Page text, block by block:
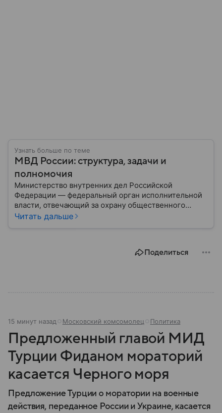
Узнать больше по теме
МВД России: структура, задачи и
полномочия
Министерство внутренних дел Российской
Федерации — федеральный орган исполнительной
власти, отвечающий за охрану общественного
порядка, борьбу с преступностью, обеспечение
России, какие задачи выполняет министерство, как
Читать дальше
Поделиться
15 минут назад Московский комсомолец Политика
Предложенный главой МИД
Турции Фиданом мораторий
касается Черного моря
Предложение Турции о моратории на военные
действия, переданное России и Украине, касается